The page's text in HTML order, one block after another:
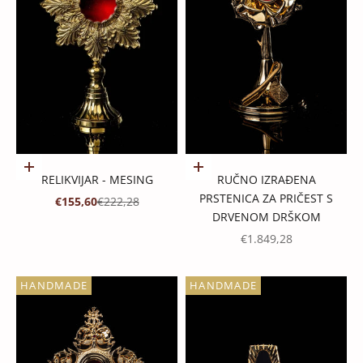
Dodaj u košaricu
RELIKVIJAR - MESING
PROMOTIVNA CIJENA
€155,60REDOVNA CIJENA
€222,28
Dodaj u košaricu
RUČNO IZRAĐENA
PRSTENICA ZA PRIČEST S
DRVENOM DRŠKOM
PROMOTIVNA CIJENA
€1.849,28
HANDMADE HANDMADE